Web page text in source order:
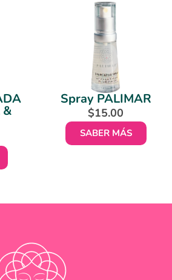
&
Spray PALIMAR
$15.00
SABER MÁS